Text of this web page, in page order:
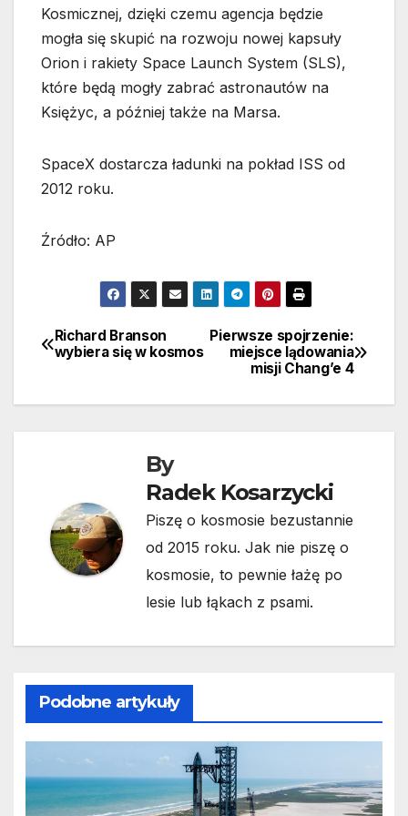
Kosmicznej, dzięki czemu agencja będzie
mogła się skupić na rozwoju nowej kapsuły
Orion i rakiety Space Launch System (SLS),
które będą mogły zabrać astronautów na
Księżyc, a później także na Marsa.
SpaceX dostarcza ładunki na pokład ISS od
2012 roku.
Źródło: AP
Nawigacja
Pierwsze spojrzenie:
miejsce lądowania
misji Chang’e 4
Richard Branson
wybiera się w kosmos
By
Radek Kosarzycki
Piszę o kosmosie bezustannie
od 2015 roku. Jak nie piszę o
kosmosie, to pewnie łażę po
lesie lub łąkach z psami.
Podobne artykuły